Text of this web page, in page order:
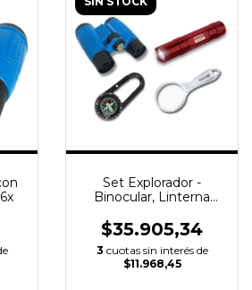
Set Explorador -
Binocular, Linterna
$35.905,34
3 cuotas sin interés de
$11.968,45